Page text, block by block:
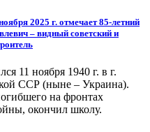
2025 г. отмечает 85-летний
– видный советский и
11 ноября 1940 г. в г.
ССР (ныне – Украина).
на фронтах
окончил школу.